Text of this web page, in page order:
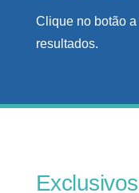
Clique no botão
resultados.
Exclusivos